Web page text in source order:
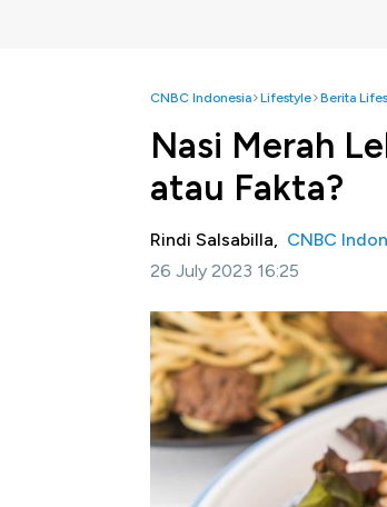
CNBC Indonesia Lifestyle Berita
Nasi Merah
atau Fakta?
Rindi Salsabilla, CNBC
26 July 2023 16:25